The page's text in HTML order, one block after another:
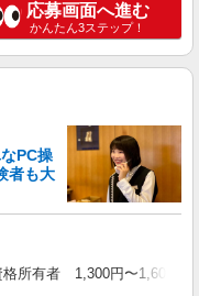
応募画面へ進む
かんたん3ステップ！
PC操
者も大
所有者 1,300円〜1,600円